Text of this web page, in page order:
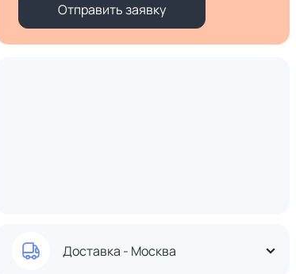
Отправить заявку
Доставка - Москва